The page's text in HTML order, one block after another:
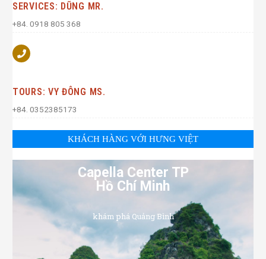
SERVICES: DŨNG MR.
+84. 0918 805 368
TOURS: VY ĐÔNG MS.
+84. 0352385173
KHÁCH HÀNG VỚI HƯNG VIỆT
Capella Center TP
Hồ Chí Minh
khám phá Quảng Bình